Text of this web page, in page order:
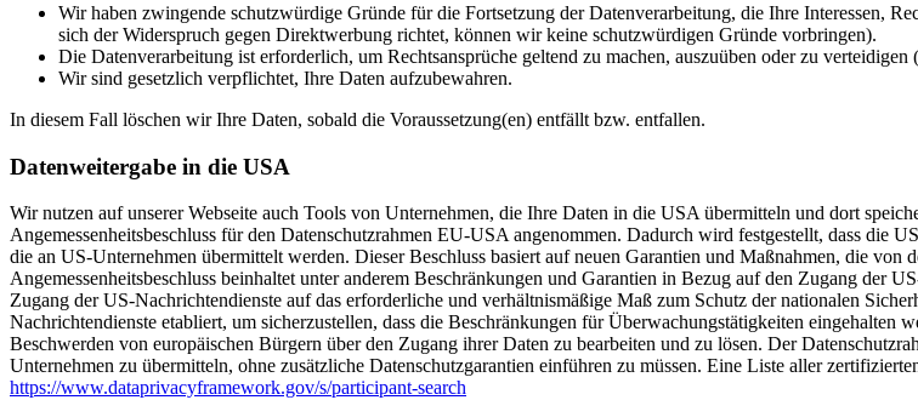
Wir haben zwingende schutzwürdige Gründe für die Fortsetzung der Datenverarbeitung, die Ihre Interessen,
sich der Widerspruch gegen Direktwerbung richtet, können wir keine schutzwürdigen Gründe vorbringen).
Die Datenverarbeitung ist erforderlich, um Rechtsansprüche geltend zu machen, auszuüben oder zu
Wir sind gesetzlich verpflichtet, Ihre Daten aufzubewahren.
In diesem Fall löschen wir Ihre Daten, sobald die Voraussetzung(en) entfällt bzw. entfallen.
Datenweitergabe in die USA
Wir nutzen auf unserer Webseite auch Tools von Unternehmen, die Ihre Daten in die USA übermitteln und dort
Angemessenheitsbeschluss für den Datenschutzrahmen EU-USA angenommen. Dadurch wird festgestellt, dass die
die an US-Unternehmen übermittelt werden. Dieser Beschluss basiert auf neuen Garantien und Maßnahmen, die
Angemessenheitsbeschluss beinhaltet unter anderem Beschränkungen und Garantien in Bezug auf den Zugang der
Zugang der US-Nachrichtendienste auf das erforderliche und verhältnismäßige Maß zum Schutz der nationalen
Nachrichtendienste etabliert, um sicherzustellen, dass die Beschränkungen für Überwachungstätigkeiten eingehalten
Beschwerden von europäischen Bürgern über den Zugang ihrer Daten zu bearbeiten und zu lösen. Der
Unternehmen zu übermitteln, ohne zusätzliche Datenschutzgarantien einführen zu müssen. Eine Liste aller
https://www.dataprivacyframework.gov/s/participant-search